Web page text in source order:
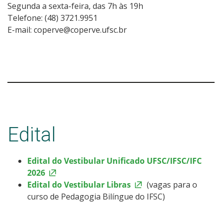
Segunda a sexta-feira, das 7h às 19h
Telefone: (48) 3721.9951
E-mail: coperve@coperve.ufsc.br
Edital
Edital do Vestibular Unificado UFSC/IFSC/IFC
2026
Edital do Vestibular Libras
(vagas para o
curso de Pedagogia Bilíngue do IFSC)